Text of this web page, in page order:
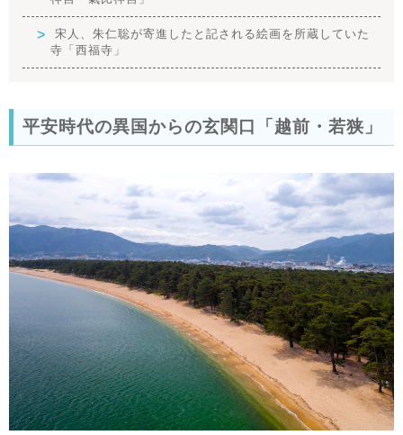
宋人、朱仁聡が寄進したと記される絵画を所蔵していた
寺「西福寺」
平安時代の異国からの玄関口「越前・若狭」